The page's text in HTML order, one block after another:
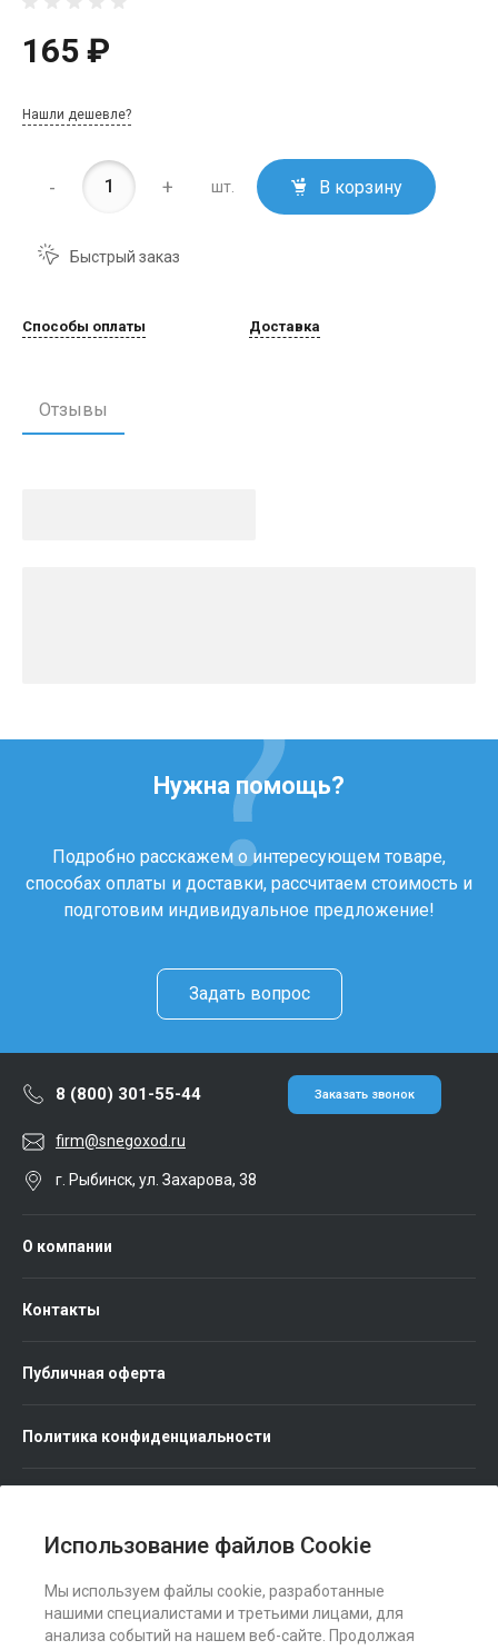
Использование файлов Cookie
Мы используем файлы cookie, разработанные
нашими специалистами и третьими лицами, для
анализа событий на нашем веб-сайте. Продолжая
165 ₽
Нашли дешевле?
- + шт. В корзину
Быстрый заказ
Способы оплаты Доставка
Отзывы
Нужна помощь?
Подробно расскажем о интересующем товаре,
способах оплаты и доставки, рассчитаем стоимость и
подготовим индивидуальное предложение!
Задать вопрос
8 (800) 301-55-44 Заказать звонок
firm@snegoxod.ru
г. Рыбинск, ул. Захарова, 38
О компании
Контакты
Публичная оферта
Политика конфиденциальности
Мы в соц. сетях